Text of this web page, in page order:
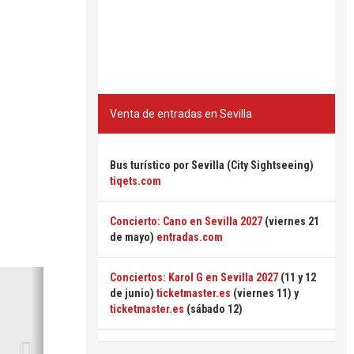
Venta de entradas en Sevilla
Bus turístico por Sevilla (City Sightseeing)
tiqets.com
Concierto: Cano en Sevilla 2027 (viernes 21
de mayo) entradas.com
Conciertos: Karol G en Sevilla 2027 (11 y 12
de junio) ticketmaster.es (viernes 11) y
ticketmaster.es (sábado 12)